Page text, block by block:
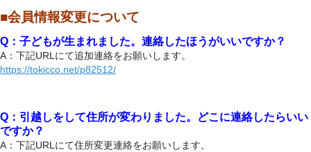
■会員情報変更について
Q：子どもが生まれました。連絡したほうがいいですか？
A：下記URLにて追加連絡をお願いします。
https://tokicco.net/p82512/
Q：引越しをして住所が変わりました。どこに連絡したらいい
ですか？
A：下記URLにて住所変更連絡をお願いします。